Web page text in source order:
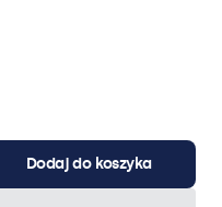
Dodaj do koszyka